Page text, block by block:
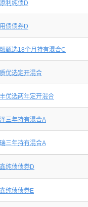
利纯债D
债债券D
甄选18个月持有混合C
优选定开混合
优选两年定开混合
三年持有混合A
三年持有混合A
纯债债券D
纯债债券E